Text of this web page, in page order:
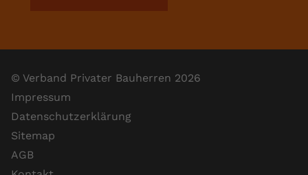
© Verband Privater Bauherren 2026
Impressum
Datenschutzerklärung
Sitemap
AGB